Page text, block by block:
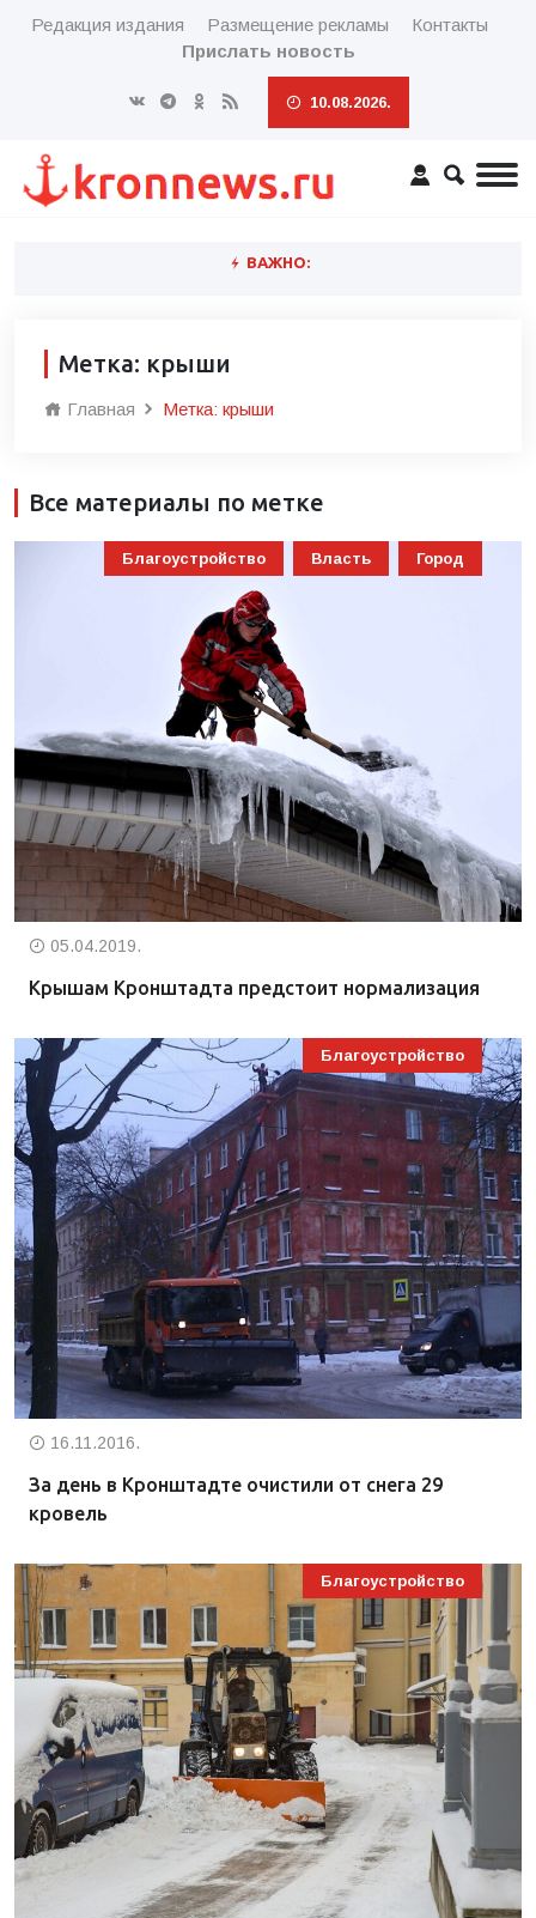
Редакция издания Размещение рекламы
Контакты
Прислать новость
10.08.2026.
ВАЖНО:
Метка: крыши
Главная Метка: крыши
Все материалы по метке
Благоустройство Власть Город
05.04.2019.
Крышам Кронштадта предстоит нормализация
Благоустройство
16.11.2016.
За день в Кронштадте очистили от снега 29
кровель
Благоустройство